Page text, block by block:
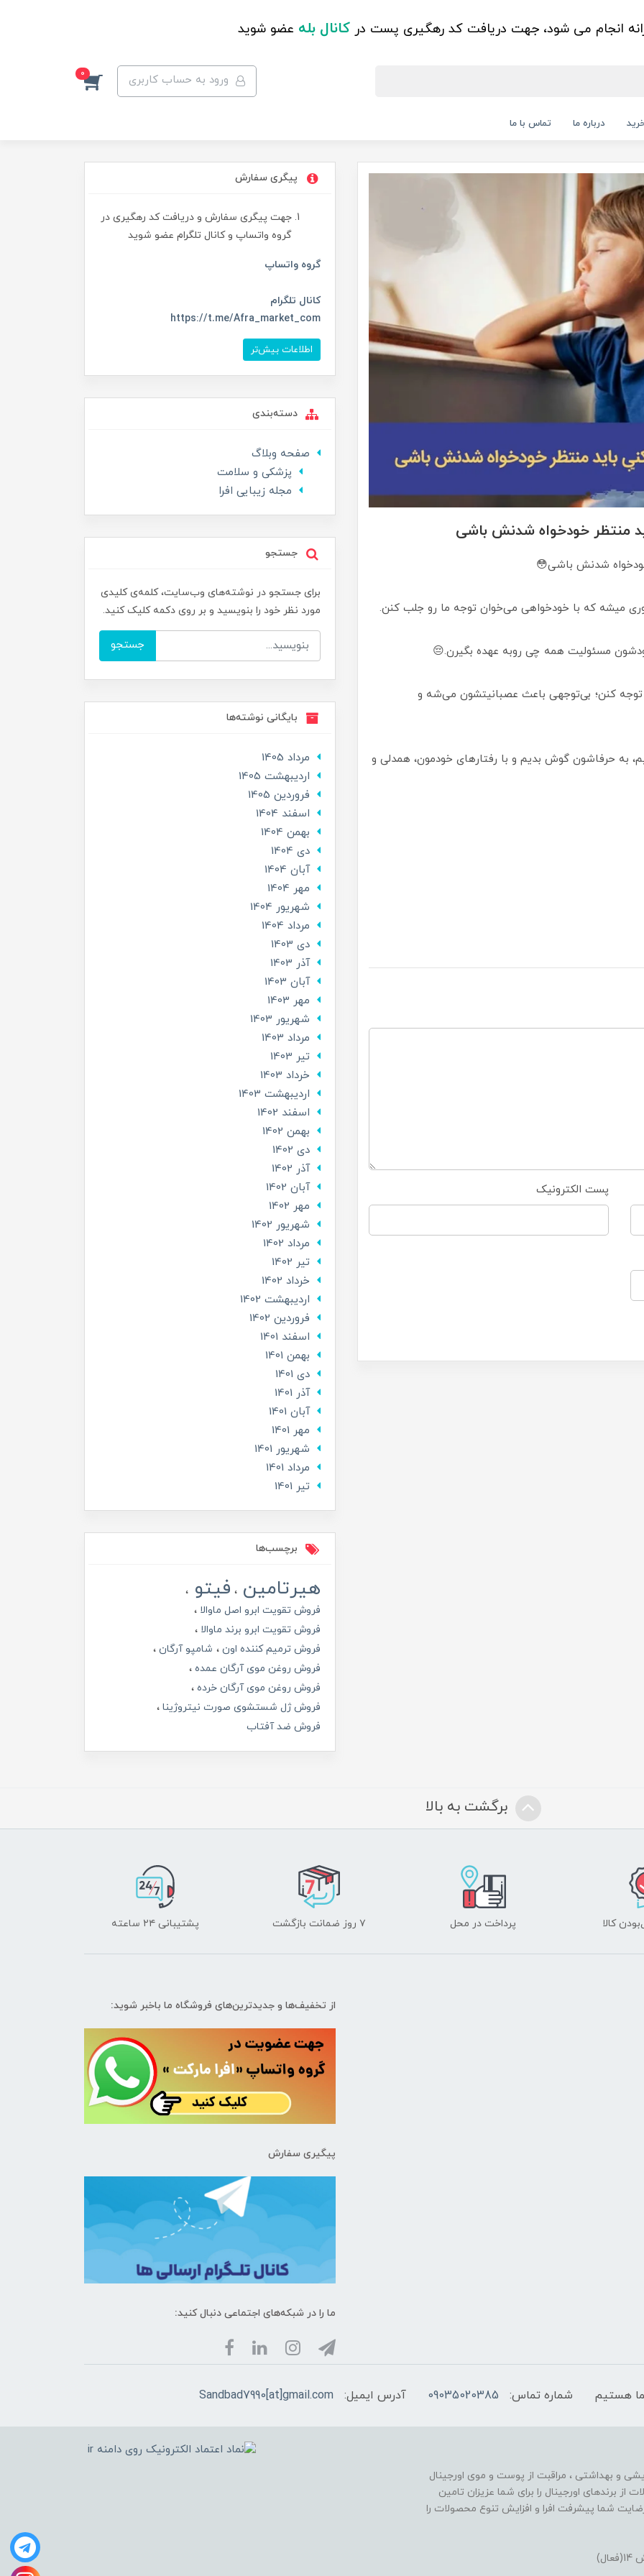
انجام می شود، جهت دریافت کد رهگیری پست در کانال بله عضو شوید
ورود به حساب کاربری 0
درباره ما تماس با ما
منتظر خودخواه شدنش باشی
خودخواه شدنش باشی😳
میشه که با خودخواهی می‌خوان توجه ما رو جلب کنن.
مسئولیت همه چی روبه عهده بگیرن.😔
توجه کنن؛ بی‌توجهی باعث عصبانیتشون می‌شه و
به حرفاشون گوش بدیم و با رفتارهای خودمون، همدلی و
پست الکترونیک
پیگری سفارش
جهت پیگری سفارش و دریافت کد رهگیری در
گروه واتساپ و کانال تلگرام عضو شوید
گروه واتساپ
کانال تلگرام
https://t.me/Afra_market_com
اطلاعات بیش‌تر
دسته‌بندی
صفحه وبلاگ
پزشکی و سلامت
مجله زیبایی افرا
جستجو
برای جستجو در نوشته‌های وب‌سایت، کلمه‌ی کلیدی
مورد نظر خود را بنویسید و بر روی دکمه کلیک کنید.
جستجو
بایگانی نوشته‌ها
مرداد 1405
ارديبهشت 1405
فروردین 1405
اسفند 1404
بهمن 1404
دی 1404
آبان 1404
مهر 1404
شهریور 1404
مرداد 1404
دی 1403
آذر 1403
آبان 1403
مهر 1403
شهریور 1403
مرداد 1403
تير 1403
خرداد 1403
ارديبهشت 1403
اسفند 1402
بهمن 1402
دی 1402
آذر 1402
آبان 1402
مهر 1402
شهریور 1402
مرداد 1402
تير 1402
خرداد 1402
ارديبهشت 1402
فروردین 1402
اسفند 1401
بهمن 1401
دی 1401
آذر 1401
آبان 1401
مهر 1401
شهریور 1401
مرداد 1401
تير 1401
برچسب‌ها
هیرتامین فیتو
فروش تقویت ابرو اصل ماوالا
فروش تقویت ابرو برند ماوالا
فروش ترمیم کننده اون
شامپو آرگان
فروش روغن موی آرگان عمده
فروش روغن موی آرگان خرده
فروش ژل شستشوی صورت نیتروژینا
فروش ضد آفتاب
برگشت به بالا
کالا پرداخت در محل ۷ روز ضمانت بازگشت پشتیبانی ۲۴ ساعته
از تخفیف‌ها و جدیدترین‌های فروشگاه ما باخبر شوید:
پیگیری سفارش
ما را در شبکه‌های اجتماعی دنبال کنید:
شماره تماس: 09035020385 آدرس ایمیل: Sandbad7990[at]gmail.com
و بهداشتی ، مراقبت از پوست و موی اورجینال
محصولات از برندهای اورجینال را برای شما عزیزان تامین
شما پیشرفت افرا و افزایش تنوع محصولات را